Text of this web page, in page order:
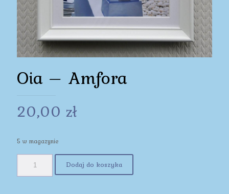
Oia – Amfora
20,00 zł
5 w magazynie
Dodaj do koszyka